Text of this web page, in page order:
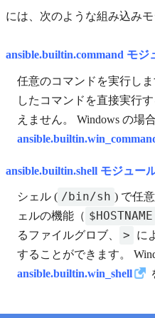
には、次のような組み込み
ansible.builtin.command モジ
任意のコマンドを実行し
したコマンドを直接実行
えません。 Windows の場
ansible.builtin.shell モジュー
シェル ( /bin/sh ) で任
ェルの機能（ $HOSTNAME
るファイルグロブ、
>
に
することができます。
ansible.builtin.win_shell